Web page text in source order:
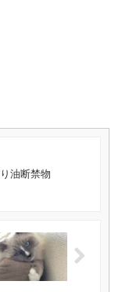
油断禁物